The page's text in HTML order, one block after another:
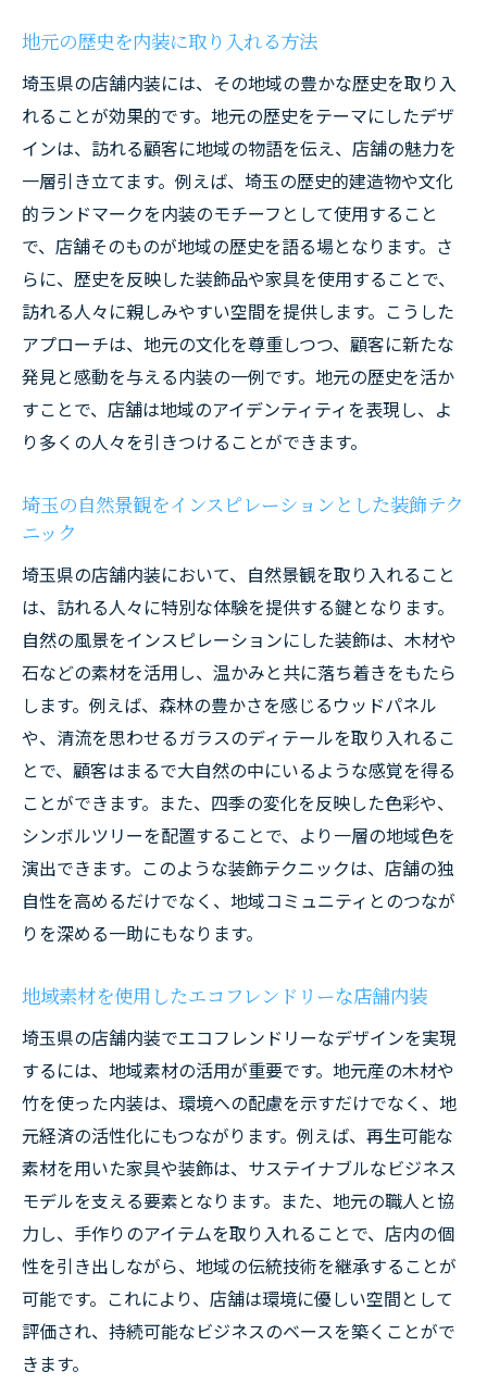
る新鮮さ
アートを通じたコミュニケーションの促進
アートギャラリーのような店舗空間の作り
方
地域の感性を引き立てる美術作品の選び方
地域性を活かした埼玉県の店舗内装で顧客を惹
きつける
地域の風土を表現するインテリアの要素
顧客ニーズに応える埼玉独自のデザイン
地域住民に愛される内装の特徴とは
地元の食材を活かした店舗内装の提案
埼玉県の観光資源を活かした内装アイディ
地域経済を支える内装デザインの考え方
の特徴
自然風景を再現するインテリアの工夫
四季折々の自然を楽しめる空間作り
埼玉の自然遺産を感じる装飾アイディア
自然光を活用した明るい店舗内装
環境に優しい省エネ設計の実践
自然の香りを取り入れたリラクゼーション
スペース
成功事例から学ぶ埼玉県の魅力的な店舗内装
地域成功事例の内装デザインの共通点
地元ビジネスの成功を支えるデザイン手法
埼玉県でのビジネス成功モデルケースを紹
成功事例に学ぶ顧客満足度向上のポイント
埼玉の店舗内装の進化を追う
魅力的な店舗内装がもたらすビジネス成功
の鍵
地元の歴史を内装に取り入れる方法
埼玉県の店舗内装には、その地域の豊かな歴史を取り入
れることが効果的です。地元の歴史をテーマにしたデザ
インは、訪れる顧客に地域の物語を伝え、店舗の魅力を
一層引き立てます。例えば、埼玉の歴史的建造物や文化
的ランドマークを内装のモチーフとして使用すること
で、店舗そのものが地域の歴史を語る場となります。さ
らに、歴史を反映した装飾品や家具を使用することで、
訪れる人々に親しみやすい空間を提供します。こうした
アプローチは、地元の文化を尊重しつつ、顧客に新たな
発見と感動を与える内装の一例です。地元の歴史を活か
すことで、店舗は地域のアイデンティティを表現し、よ
り多くの人々を引きつけることができます。
埼玉の自然景観をインスピレーションとした装飾テク
ニック
埼玉県の店舗内装において、自然景観を取り入れること
は、訪れる人々に特別な体験を提供する鍵となります。
自然の風景をインスピレーションにした装飾は、木材や
石などの素材を活用し、温かみと共に落ち着きをもたら
します。例えば、森林の豊かさを感じるウッドパネル
や、清流を思わせるガラスのディテールを取り入れるこ
とで、顧客はまるで大自然の中にいるような感覚を得る
ことができます。また、四季の変化を反映した色彩や、
シンボルツリーを配置することで、より一層の地域色を
演出できます。このような装飾テクニックは、店舗の独
自性を高めるだけでなく、地域コミュニティとのつなが
りを深める一助にもなります。
地域素材を使用したエコフレンドリーな店舗内装
埼玉県の店舗内装でエコフレンドリーなデザインを実現
するには、地域素材の活用が重要です。地元産の木材や
竹を使った内装は、環境への配慮を示すだけでなく、地
元経済の活性化にもつながります。例えば、再生可能な
素材を用いた家具や装飾は、サステイナブルなビジネス
モデルを支える要素となります。また、地元の職人と協
力し、手作りのアイテムを取り入れることで、店内の個
性を引き出しながら、地域の伝統技術を継承することが
可能です。これにより、店舗は環境に優しい空間として
評価され、持続可能なビジネスのベースを築くことがで
きます。